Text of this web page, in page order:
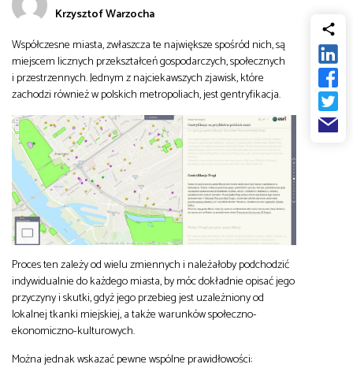
od
do
Infrastruktura i telekomunikacja
Turystyka i rekreacja
Architektura, inżynieria i budownictwo
Krzysztof Warzocha
Współczesne miasta, zwłaszcza te największe spośród nich, są
miejscem licznych przekształceń gospodarczych, społecznych
i przestrzennych. Jednym z najciekawszych zjawisk, które
zachodzi również w polskich metropoliach, jest gentryfikacja.
Proces ten zależy od wielu zmiennych i należałoby podchodzić
indywidualnie do każdego miasta, by móc dokładnie opisać jego
przyczyny i skutki, gdyż jego przebieg jest uzależniony od
lokalnej tkanki miejskiej, a także warunków społeczno-
ekonomiczno-kulturowych.
Można jednak wskazać pewne wspólne prawidłowości: